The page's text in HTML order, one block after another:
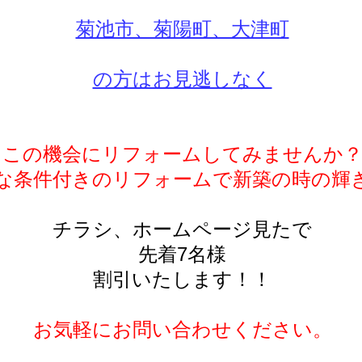
菊池市、菊陽町、大津町
の方はお見逃しなく
この機会にリフォームしてみませんか？
条件付きのリフォームで新築の時の輝
チラシ、ホームページ見たで
先着7名様
割引いたします！！
お気軽にお問い合わせください。